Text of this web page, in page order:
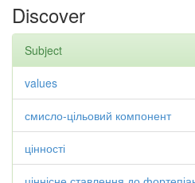
Discover
Subject
values
смисло-цільовий компонент
цінності